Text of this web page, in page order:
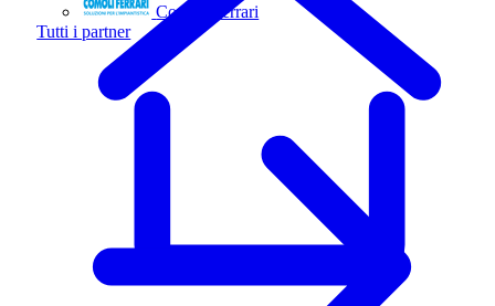
Comoli Ferrari
Tutti i partner